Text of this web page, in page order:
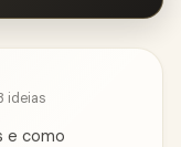
ideias
e como